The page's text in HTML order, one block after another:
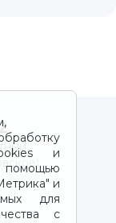
и
помощью
и
для
с